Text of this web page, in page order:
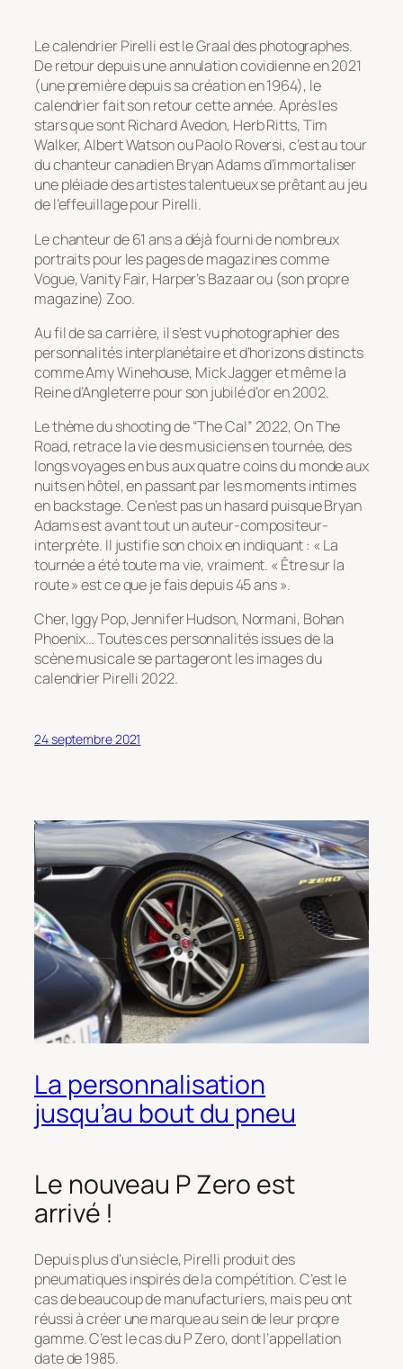
Le calendrier Pirelli est le Graal des photographes.
De retour depuis une annulation covidienne en 2021
(une première depuis sa création en 1964), le
calendrier fait son retour cette année. Après les
stars que sont Richard Avedon, Herb Ritts, Tim
Walker, Albert Watson ou Paolo Roversi, c’est au tour
du chanteur canadien Bryan Adams d’immortaliser
une pléiade des artistes talentueux se prêtant au jeu
de l’effeuillage pour Pirelli.
Le chanteur de 61 ans a déjà fourni de nombreux
portraits pour les pages de magazines comme
Vogue, Vanity Fair, Harper’s Bazaar ou (son propre
magazine) Zoo.
Au fil de sa carrière, il s’est vu photographier des
personnalités interplanétaire et d’horizons distincts
comme Amy Winehouse, Mick Jagger et même la
Reine d’Angleterre pour son jubilé d’or en 2002.
Le thème du shooting de “The Cal” 2022, On The
Road, retrace la vie des musiciens en tournée, des
longs voyages en bus aux quatre coins du monde aux
nuits en hôtel, en passant par les moments intimes
en backstage. Ce n’est pas un hasard puisque Bryan
Adams est avant tout un auteur-compositeur-
interprète. Il justifie son choix en indiquant : « La
tournée a été toute ma vie, vraiment. « Être sur la
route » est ce que je fais depuis 45 ans ».
Cher, Iggy Pop, Jennifer Hudson, Normani, Bohan
Phoenix… Toutes ces personnalités issues de la
scène musicale se partageront les images du
calendrier Pirelli 2022.
24 septembre 2021
La personnalisation
jusqu’au bout du pneu
Le nouveau P Zero est
arrivé !
Depuis plus d’un siècle, Pirelli produit des
pneumatiques inspirés de la compétition. C’est le
cas de beaucoup de manufacturiers, mais peu ont
réussi à créer une marque au sein de leur propre
gamme. C’est le cas du P Zero, dont l’appellation
date de 1985.